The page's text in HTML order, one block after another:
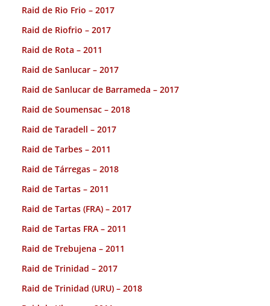
Raid de Rio Frio – 2017
Raid de Riofrio – 2017
Raid de Rota – 2011
Raid de Sanlucar – 2017
Raid de Sanlucar de Barrameda – 2017
Raid de Soumensac – 2018
Raid de Taradell – 2017
Raid de Tarbes – 2011
Raid de Tárregas – 2018
Raid de Tartas – 2011
Raid de Tartas (FRA) – 2017
Raid de Tartas FRA – 2011
Raid de Trebujena – 2011
Raid de Trinidad – 2017
Raid de Trinidad (URU) – 2018